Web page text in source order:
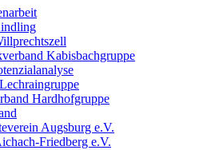
Kabisbachgruppe
Hardhofgruppe
Augsburg e.V.
Friedberg e.V.